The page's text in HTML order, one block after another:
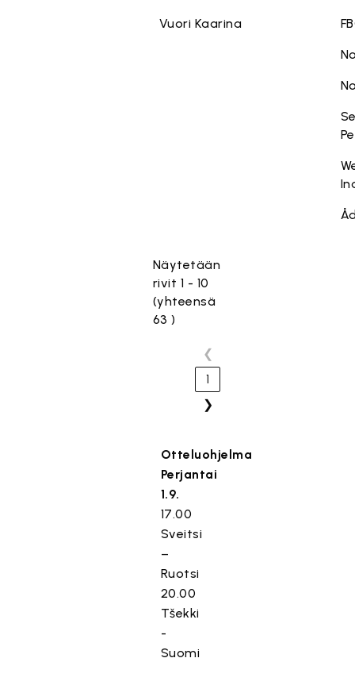
Vuori Kaarina
Näytetään
rivit 1 - 10
(yhteensä
63 )
❮
1
❯
Otteluohjelma
Perjantai
1.9.
17.00
Sveitsi
–
Ruotsi
20.00
Tšekki
-
Suomi